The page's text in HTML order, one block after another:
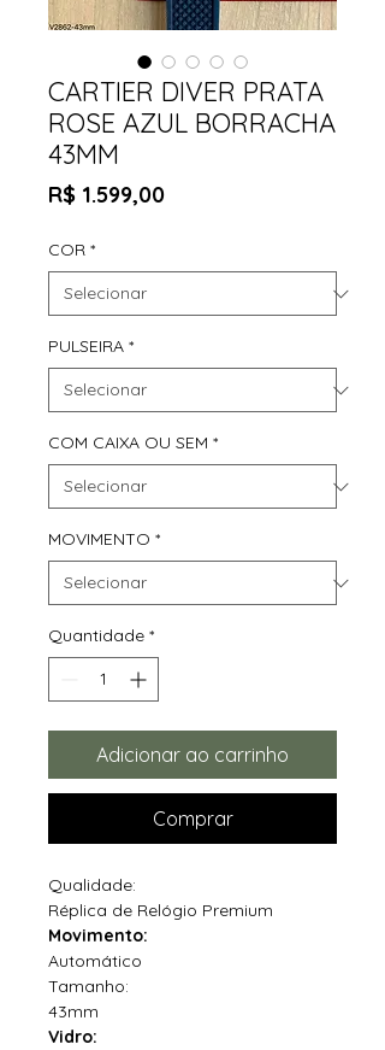
CARTIER DIVER PRATA
ROSE AZUL BORRACHA
43MM
R$ 1.599,00Preço
COR *
PULSEIRA *
COM CAIXA OU SEM *
MOVIMENTO *
Quantidade *
Adicionar ao carrinho
Comprar
Qualidade:
Réplica de Relógio Premium
Movimento:
Automático
Tamanho:
43mm
Vidro: